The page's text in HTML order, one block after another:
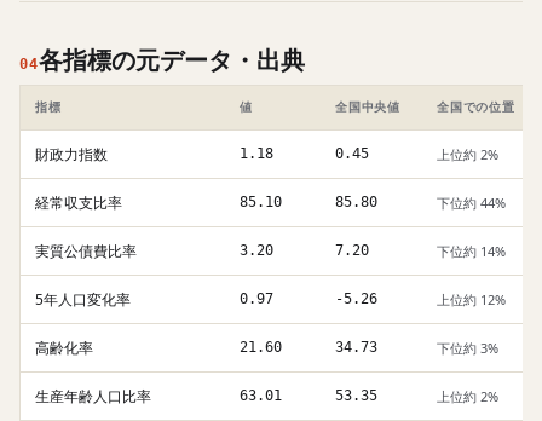
04各指標の元データ・出典
指標 値 全国中央値 全国での位置
財政力指数 1.18 0.45 上位約 2%
経常収支比率 85.10 85.80 下位約 44%
実質公債費比率 3.20 7.20 下位約 14%
5年人口変化率 0.97 -5.26 上位約 12%
高齢化率 21.60 34.73 下位約 3%
生産年齢人口比率 63.01 53.35 上位約 2%